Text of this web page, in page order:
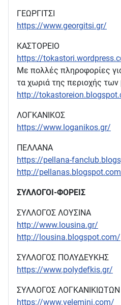
ΓΕΩΡΓΙΤΣΙ
https://www.georgitsi.gr/
ΚΑΣΤΟΡΕΙΟ
https://
Με πολλές πληροφορίες
τα χωριά της περιοχής
http://
ΛΟΓΚΑΝΙΚΟΣ
https://www.loganikos.gr/
ΠΕΛΛΑΝΑ
https://pellana-
http://
ΣΥΛΛΟΓΟΙ-ΦΟΡΕΙΣ
ΣΥΛΛΟΓΟΣ ΛΟΥΣΙΝΑ
http://www.lousina.gr/
http://lousina.blogspot.com/
ΣΥΛΛΟΓΟΣ ΠΟΛΥΔΕΥΚΗΣ
https://www.polydefkis.gr/
ΣΥΛΛΟΓΟΣ
https://www.velemini.com/